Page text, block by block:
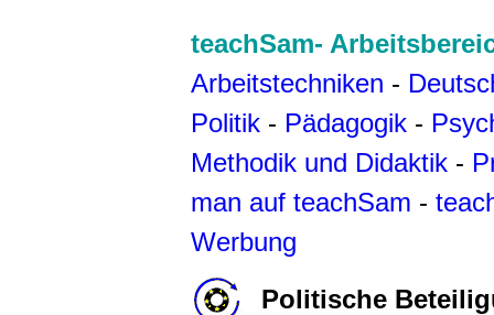
teachSam-
Arbeitstechniken -
Politik - Pädagogik -
Methodik und Didaktik -
man auf teachSam -
Werbung
Politische